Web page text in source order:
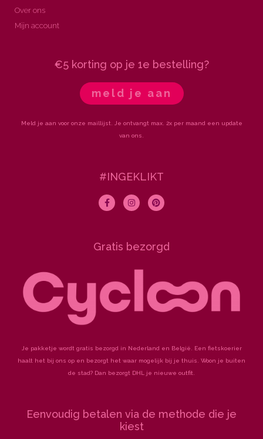
Over ons
Mijn account
€5 korting op je 1e bestelling?
meld je aan
Meld je aan voor onze maillijst. Je ontvangt max. 2x per maand een update
van ons.
#INGEKLIKT
F
a
o
I
n
r
P
i
e
s
Gratis bezorgd
Je pakketje wordt gratis bezorgd in Nederland en België. Een fietskoerier
haalt het bij ons op en bezorgt het waar mogelijk bij je thuis. Woon je buiten
de stad? Dan bezorgt DHL je nieuwe outfit.
Eenvoudig betalen via de methode die je
kiest